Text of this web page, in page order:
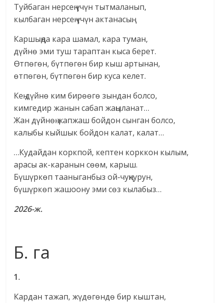
Туйбаган нерсең үчүн тытмаланып,
кылбаган нерсең үчүн актанасың.
Каршыңда кара шамал, кара туман,
дүйнө эми туш тараптан кыса берет.
Өтпөгөн, бүтпөгөн бир кыш артынан,
өтпөгөн, бүтпөгөн бир куса келет.
Кең дүйнө ким бирөөгө зындан болсо,
кимгедир жанын сабап жаңыланат…
Жан дүйнөң жапжаш бойдон сынган болсо,
калыбы кыйшык бойдон калат, калат…
…Кудайдан коркпой, кептен корккон кылым,
арасы ак-каранын сөөм, карыш.
Бүшүркөп тааныганбыз ой-чуңкурун,
бүшүркөп жашоону эми сөз кылабыз…
2026-ж.
Б. га
1.
Кардан тажап, жүдөгөндө бир кыштан,